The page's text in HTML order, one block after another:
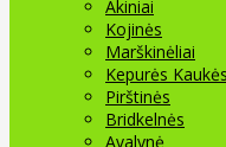
Akiniai
Kojinės
Marškinėliai
Kepurės Kaukės
Pirštinės
Bridkelnės
Avalynė